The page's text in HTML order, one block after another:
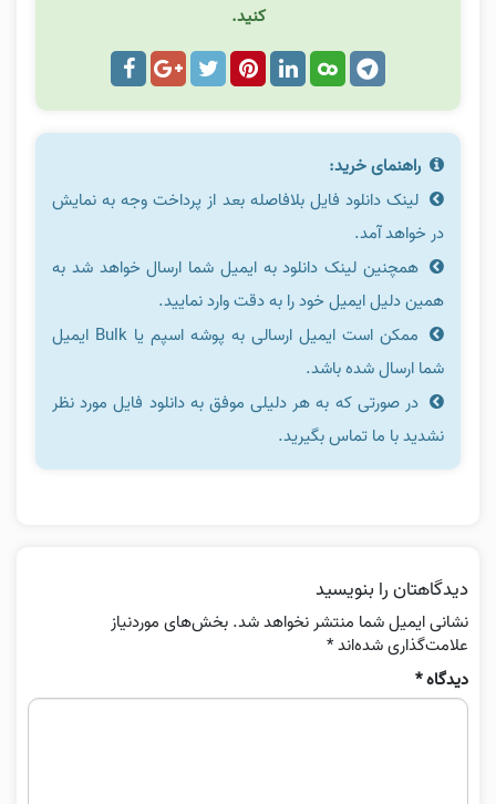
کنید.
راهنمای خرید:
لینک دانلود فایل بلافاصله بعد از پرداخت وجه به نمایش
در خواهد آمد.
همچنین لینک دانلود به ایمیل شما ارسال خواهد شد به
همین دلیل ایمیل خود را به دقت وارد نمایید.
ممکن است ایمیل ارسالی به پوشه اسپم یا Bulk ایمیل
شما ارسال شده باشد.
در صورتی که به هر دلیلی موفق به دانلود فایل مورد نظر
نشدید با ما تماس بگیرید.
دیدگاهتان را بنویسید
نشانی ایمیل شما منتشر نخواهد شد. بخش‌های موردنیاز
علامت‌گذاری شده‌اند*
دیدگاه*